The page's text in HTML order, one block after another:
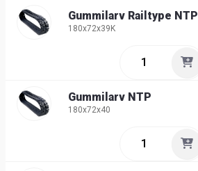
Gummilarv Railtype NTP
180x72x39K
Gummilarv NTP
180x72x40